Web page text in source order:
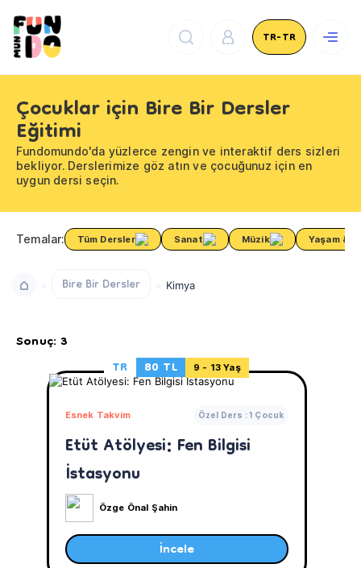
TR-TR
Çocuklar için Bire Bir Dersler
Eğitimi
Fundomundo'da yüzlerce zengin ve interaktif ders sizleri
bekliyor. Derslerimize göz atın ve çocuğunuz için en
uygun dersi seçin.
Temalar: Tüm Dersler Sanat Müzik Yaşam &
Bire Bir Dersler Kimya
Sonuç: 3
TR
80 TL 9 - 13 Yaş
Esnek Takvim Özel Ders : 1 Çocuk
Etüt Atölyesi: Fen Bilgisi
İstasyonu
Özge Önal Şahin
İncele